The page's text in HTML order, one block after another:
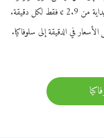
دقيقة.
في الدقيقة إلى سلوفاكيا.